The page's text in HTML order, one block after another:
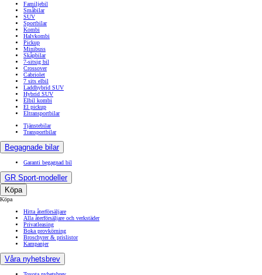
Familjebil
Småbilar
SUV
Sportbilar
Kombi
Halvkombi
Pickup
Minibuss
Skåpbilar
7-sitsig bil
Crossover
Cabriolet
7 sits elbil
Laddhybrid SUV
Hybrid SUV
Elbil kombi
El pickup
Eltransportbilar
Tjänstebilar
Transportbilar
Begagnade bilar
Garanti begagnad bil
GR Sport-modeller
Köpa
Köpa
Hitta återförsäljare
Alla återförsäljare och verkstäder
Privatleasing
Boka provkörning
Broschyrer & prislistor
Kampanjer
Våra nyhetsbrev